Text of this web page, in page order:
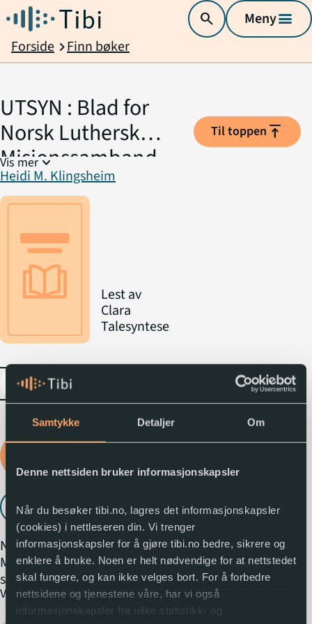
Samtykke Detaljer Om
Denne nettsiden bruker informasjonskapsler
Når du besøker tibi.no, lagres det informasjonskapsler
(cookies) i nettleseren din. Vi trenger
informasjonskapsler for å gjøre tibi.no bedre, sikrere og
enklere å bruke. Noen er helt nødvendige for at nettstedet
skal fungere, og kan ikke velges bort. For å forbedre
nettsidene og tjenestene våre, har vi også
informasjonskapsler fra ulike statistikk- og
search Menymenu
Forside chevron_rightFinn bøker
UTSYN : Blad for
Norsk Luthersk
Misjonssamband
Vis merexpand_more
Heidi M. Klingsheim
Lest av
Clara
Talesyntese
Logg inn for å låne
lydboka
Lytt til utdrag play_arrow
Norsk Luthersk
Misjonssamband er en fri og
selvstendig
misjonsorganisasjon på
luthersk grunn som jobber
Vis merexpand_more
Til toppen vertical_align_top